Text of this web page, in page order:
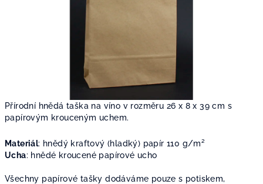
Přírodní hnědá taška na víno v rozměru 26 x 8 x 39 cm s
papírovým krouceným uchem.
Materiál: hnědý kraftový (hladký) papír110 g/m²
Ucha: hnědé kroucené papírové ucho
Všechny papírové tašky dodáváme pouze s potiskem,